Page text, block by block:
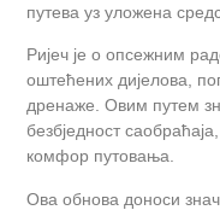
путева уз уложена
Ријеч је о опсежним
оштећених дијелова,
дренаже. Овим путем
безбједност
комфор путовања.
Ова обнова доноси